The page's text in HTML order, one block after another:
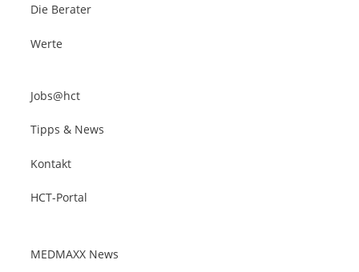
Die Berater
Werte
Jobs@hct
Tipps & News
Kontakt
HCT-Portal
MEDMAXX News